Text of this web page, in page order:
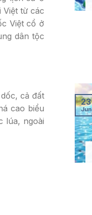
từ các
Việt cổ ở
dân tộc
cả đất
cao biểu
lúa, ngoài
23
Jun